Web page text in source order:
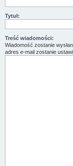
Tytuł:
Treść wiadomości:
Wiadomość zostanie
adres e-mail zostanie